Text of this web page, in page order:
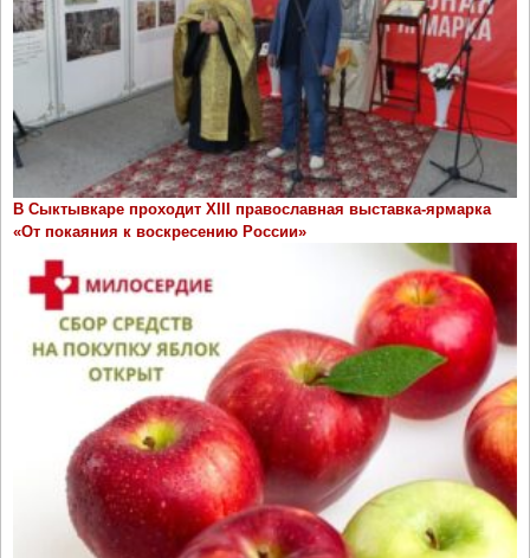
В Сыктывкаре проходит ХIII православная выставка-ярмарка
«От покаяния к воскресению России»